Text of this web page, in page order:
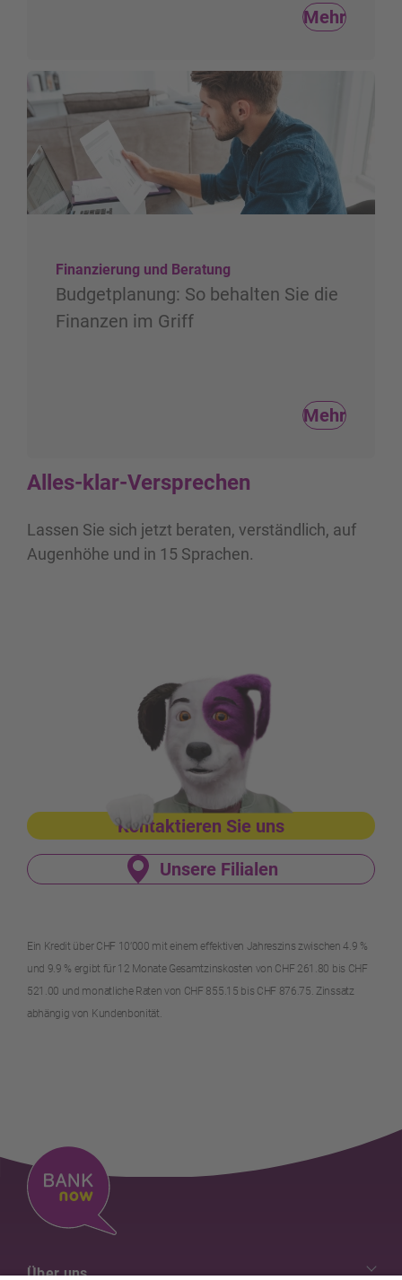
Mehr
Finanzierung und Beratung
Budgetplanung: So behalten Sie die
Finanzen im Griff
Mehr
Alles-klar-Versprechen
Lassen Sie sich jetzt beraten, verständlich, auf
Augenhöhe und in 15 Sprachen.
Kontaktieren Sie uns
Unsere Filialen
Ein Kredit über CHF 10’000 mit einem effektiven Jahreszins zwischen 4.9 %
und 9.9 % ergibt für 12 Monate Gesamtzinskosten von CHF 261.80 bis CHF
521.00 und monatliche Raten von CHF 855.15 bis CHF 876.75. Zinssatz
abhängig von Kundenbonität.
Über uns